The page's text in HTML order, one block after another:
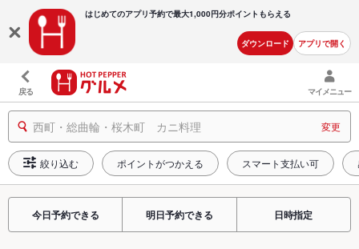
はじめてのアプリ予約で最大1,000円分ポイントもらえる
ダウンロード アプリで開く
戻る マイメニュー
西町・総曲輪・桜木町 カニ料理 変更
絞り込む ポイントがつかえる スマート支払い可
今日予約できる 明日予約できる 日時指定